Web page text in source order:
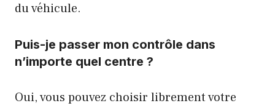
du véhicule.
Puis-je passer mon contrôle dans
n’importe quel centre ?
Oui, vous pouvez choisir librement votre